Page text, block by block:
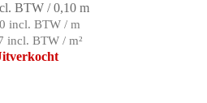
BTW / 0,10 m
incl. BTW / m
incl. BTW / m²